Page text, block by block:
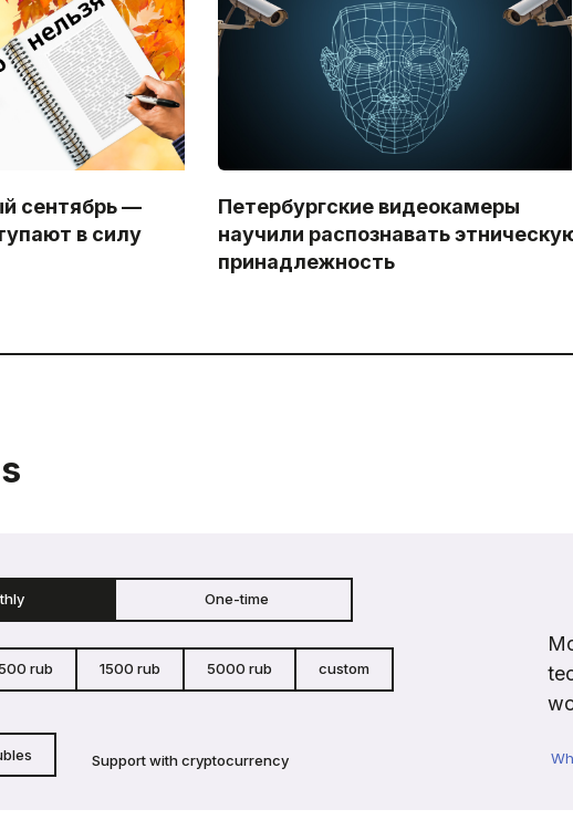
сентябрь —
в силу
Петербургские видеокамеры
научили распознавать
принадлежность
One-time
500 rub 1500 rub 5000 rub custom
Support with cryptocurrency